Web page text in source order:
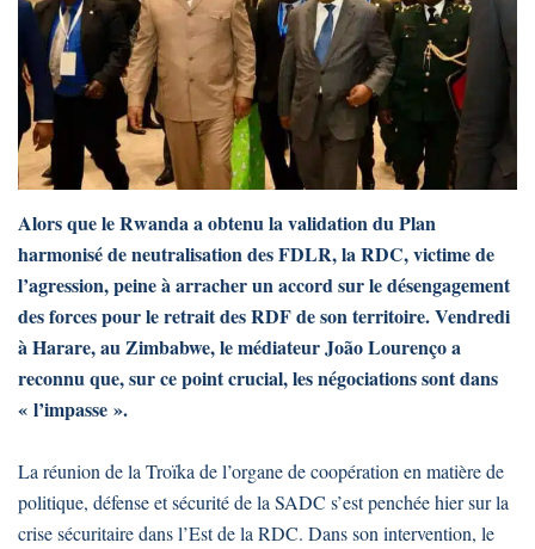
Alors que le Rwanda a obtenu la validation du Plan
harmonisé de neutralisation des FDLR, la RDC, victime de
l’agression, peine à arracher un accord sur le désengagement
des forces pour le retrait des RDF de son territoire. Vendredi
à Harare, au Zimbabwe, le médiateur João Lourenço a
reconnu que, sur ce point crucial, les négociations sont dans
« l’impasse ».
La réunion de la Troïka de l’organe de coopération en matière de
politique, défense et sécurité de la SADC s’est penchée hier sur la
crise sécuritaire dans l’Est de la RDC. Dans son intervention, le